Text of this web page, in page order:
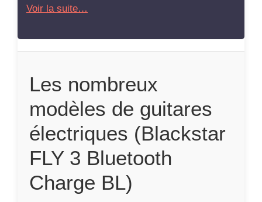
Voir la suite…
Les nombreux
modèles de guitares
électriques (Blackstar
FLY 3 Bluetooth
Charge BL)